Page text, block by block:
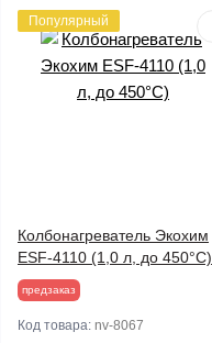
Популярный
Колбонагреватель Экохим
ESF-4110 (1,0 л, до 450°С)
предзаказ
Код товара: nv-8067